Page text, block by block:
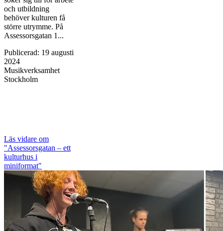
och utbildning
behöver kulturen få
större utrymme. På
Assessorsgatan 1...
Publicerad: 19 augusti
2024
Musikverksamhet
Stockholm
Läs vidare om
"Assessorsgatan – ett
kulturhus i
miniformat"